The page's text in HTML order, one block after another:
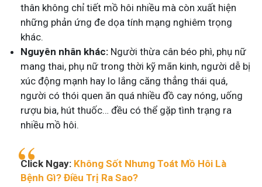
thân không chỉ tiết mồ hôi nhiều mà còn xuất hiện
những phản ứng đe dọa tính mạng nghiêm trọng
khác.
Nguyên nhân khác: Người thừa cân béo phì, phụ nữ
mang thai, phụ nữ trong thời kỹ mãn kinh, người dễ bị
xúc động mạnh hay lo lắng căng thẳng thái quá,
người có thói quen ăn quá nhiều đồ cay nóng, uống
rượu bia, hút thuốc… đều có thể gặp tình trạng ra
nhiều mồ hôi.
Click Ngay: Không Sốt Nhưng Toát Mồ Hôi Là
Bệnh Gì? Điều Trị Ra Sao?